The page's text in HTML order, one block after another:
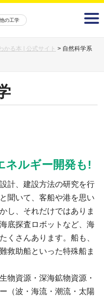
の工学
かる本 | 公式サイト > 自然科学系
ネルギー開発も!
計、建設方法の研究を行
聞いて、客船や港を思い
し、それだけではありま
底探査ロボットなど、海
くさんあります。船も、
救助船といった特殊船ま
物資源・深海鉱物資源・
（波・海流・潮流・太陽